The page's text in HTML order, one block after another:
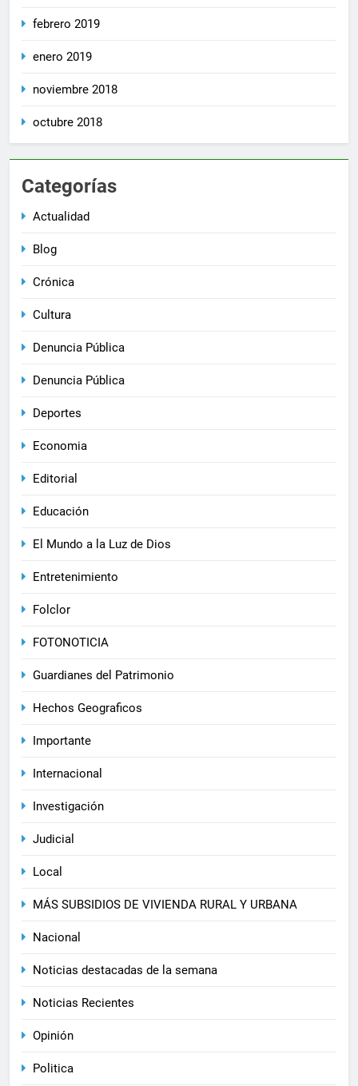
febrero 2019
enero 2019
noviembre 2018
octubre 2018
Categorías
Actualidad
Blog
Crónica
Cultura
Denuncia Pública
Denuncia Pública
Deportes
Economia
Editorial
Educación
El Mundo a la Luz de Dios
Entretenimiento
Folclor
FOTONOTICIA
Guardianes del Patrimonio
Hechos Geograficos
Importante
Internacional
Investigación
Judicial
Local
MÁS SUBSIDIOS DE VIVIENDA RURAL Y URBANA
Nacional
Noticias destacadas de la semana
Noticias Recientes
Opinión
Politica